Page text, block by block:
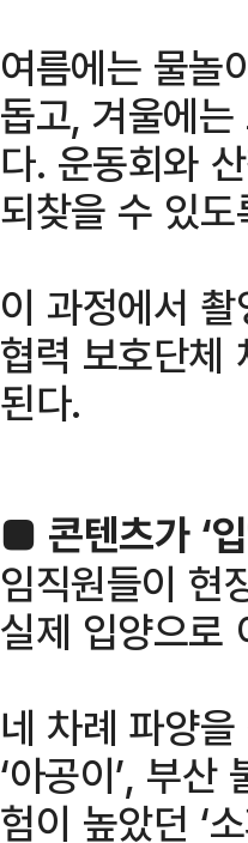
여름에는 물놀
돕고, 겨울에
다. 운동회와
되찾을 수 있
이 과정에서
협력 보호단체
된다.
■ 콘텐츠가 ‘
임직원들이 현
실제 입양으로
네 차례 파양
‘아공이’, 부
험이 높았던 ‘